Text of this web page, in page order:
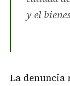
y el
La denuncia